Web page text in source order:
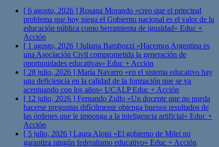
[ 6 agosto, 2026 ] Rosana Morando «creo que el principal
problema que hoy niega el Gobierno nacional es el valor de la
educación pública como herramienta de igualdad» Educ +
Acción
[ 1 agosto, 2026 ] Juliana Bambozzi «Hacemos Argentina es
una Asociación Civil comprometida la generación de
oportunidades educativas» Educ + Acción
[ 28 julio, 2026 ] María Navarro «en el sistema educativo hay
una deficiencia en la calidad de la formación que se va
acentuando con los años» UCALPEduc + Acción
[ 12 julio, 2026 ] Fernando Zullo «Un docente que no pueda
hacerse preguntas difícilmente obtenga buenos resultados de
las órdenes que le imponga a la inteligencia artificial» Educ +
Acción
[ 5 julio, 2026 ] Laura Aloisi «El gobierno de Milei no
garantiza ningún federalismo educativo» Educ + Acción